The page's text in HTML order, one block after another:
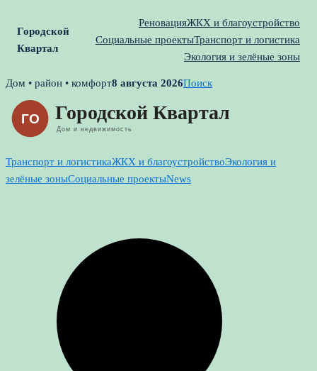
Городской
Квартал
РеновацияЖКХ и благоустройство
Социальные проектыТранспорт и логистика
Экология и зелёные зоны
Skip
content
Дом • район • комфорт8 августа 2026Поиск
Транспорт и логистикаЖКХ и благоустройствоЭкология и
зелёные зоныСоциальные проектыNews